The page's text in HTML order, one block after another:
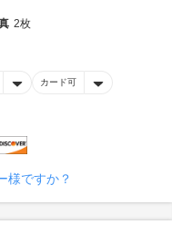
2枚
カード可
様ですか？